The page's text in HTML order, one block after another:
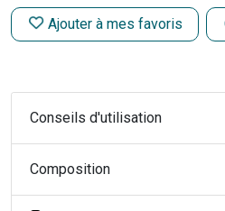
Ajouter à mes favoris
Conseils d'utilisation
Composition